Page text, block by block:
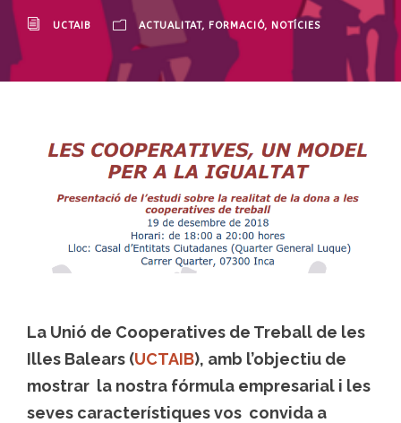
UCTAIB ACTUALITAT, FORMACIÓ, NOTÍCIES
La Unió de Cooperatives de Treball de les
Illes Balears (UCTAIB), amb l’objectiu de
mostrar la nostra fórmula empresarial i les
seves característiques vos convida a